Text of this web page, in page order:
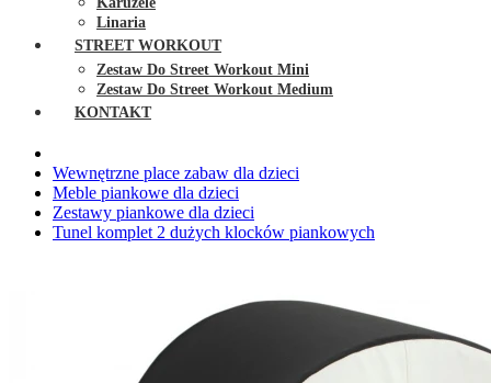
Linaria
STREET WORKOUT
Zestaw Do Street Workout Mini
Zestaw Do Street Workout Medium
KONTAKT
Wewnętrzne place zabaw dla dzieci
Meble piankowe dla dzieci
Zestawy piankowe dla dzieci
Tunel komplet 2 dużych klocków piankowych